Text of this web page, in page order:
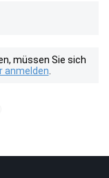
müssen Sie sich
anmelden